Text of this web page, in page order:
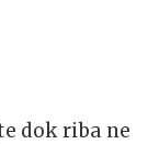
dok riba ne